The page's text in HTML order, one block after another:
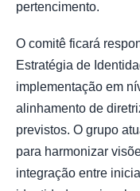
pertencimento.
O comitê ficará
Estratégia de
implementação em
alinhamento de
previstos. O grupo
para harmonizar
integração entre